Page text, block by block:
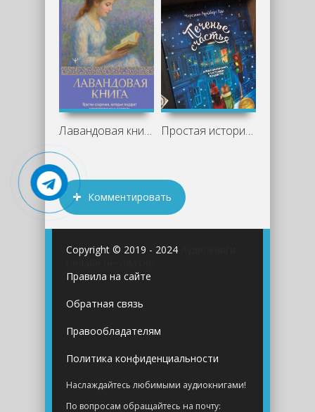
Лавандовая книга. Притчи-озарения, Простая история со вкусом ванили и тепла
Комментировать
Copyright © 2019 - 2024
Правила на сайте
Обратная связь
Правообладателям
Политика конфиденциальности
Наслаждайтесь любимыми аудиокнигами!
По вопросам обращайтесь на почту: